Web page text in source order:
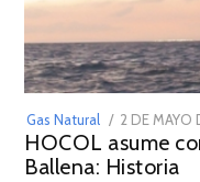
Gas Natural
POSTED
ON
2 DE MAYO
HOCOL asume
Ballena: Historia